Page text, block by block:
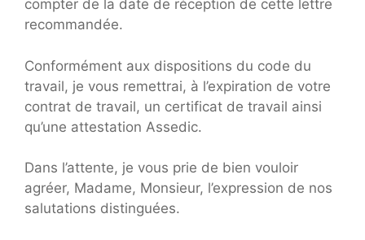
compter de la date de réception de cette lettre
recommandée.
Conformément aux dispositions du code du
travail, je vous remettrai, à l’expiration de votre
contrat de travail, un certificat de travail ainsi
qu’une attestation Assedic.
Dans l’attente, je vous prie de bien vouloir
agréer, Madame, Monsieur, l’expression de nos
salutations distinguées.